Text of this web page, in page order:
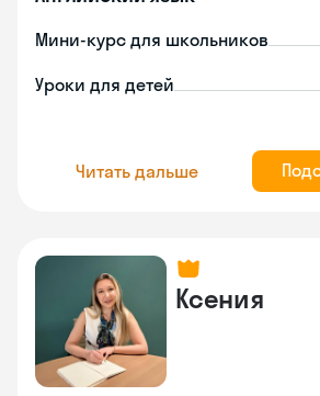
Мини-курс для школьников
Уроки для детей
Читать дальше
Ксения